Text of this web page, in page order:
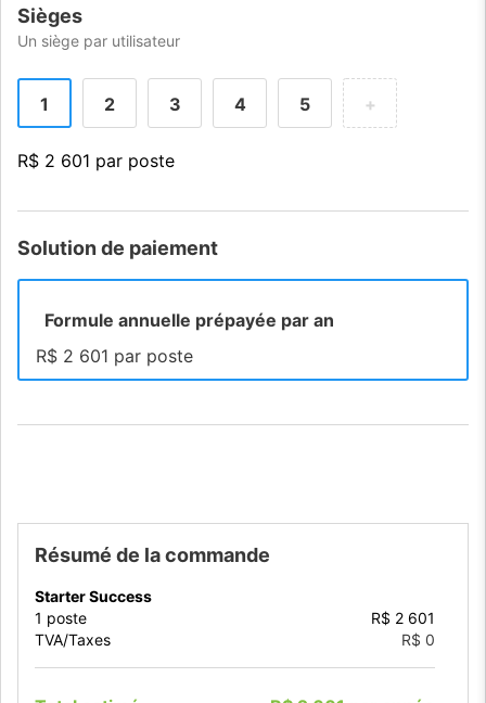
Sièges
Un siège par utilisateur
1 2 3 4 5 +
R$ 2 601 par poste
Solution de paiement
Formule annuelle prépayée par an
R$ 2 601 par poste
Résumé de la commande
Starter Success
1 poste
R$ 2 601
TVA/Taxes
R$ 0